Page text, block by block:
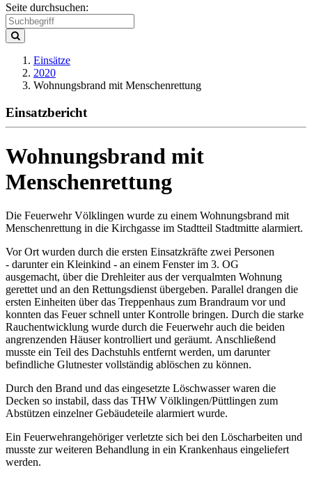
Seite durchsuchen:
Einsätze
2020
Wohnungsbrand mit Menschenrettung
Einsatzbericht
Wohnungsbrand mit
Menschenrettung
Die Feuerwehr Völklingen wurde zu einem Wohnungsbrand mit
Menschenrettung in die Kirchgasse im Stadtteil Stadtmitte alarmiert.
Vor Ort wurden durch die ersten Einsatzkräfte zwei Personen
- darunter ein Kleinkind - an einem Fenster im 3. OG
ausgemacht, über die Drehleiter aus der verqualmten Wohnung
gerettet und an den Rettungsdienst übergeben. Parallel drangen die
ersten Einheiten über das Treppenhaus zum Brandraum vor und
konnten das Feuer schnell unter Kontrolle bringen. Durch die starke
Rauchentwicklung wurde durch die Feuerwehr auch die beiden
angrenzenden Häuser kontrolliert und geräumt. Anschließend
musste ein Teil des Dachstuhls entfernt werden, um darunter
befindliche Glutnester vollständig ablöschen zu können.
Durch den Brand und das eingesetzte Löschwasser waren die
Decken so instabil, dass das THW Völklingen/Püttlingen zum
Abstützen einzelner Gebäudeteile alarmiert wurde.
Ein Feuerwehrangehöriger verletzte sich bei den Löscharbeiten und
musste zur weiteren Behandlung in ein Krankenhaus eingeliefert
werden.